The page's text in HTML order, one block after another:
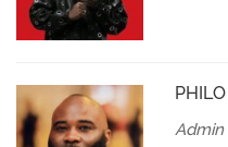
PHILO
Admin